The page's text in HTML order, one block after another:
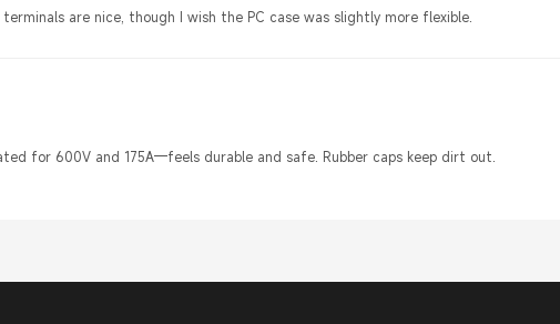
are nice, though I wish the PC case was slightly more flexible.
for 600V and 175A—feels durable and safe. Rubber caps keep dirt out.